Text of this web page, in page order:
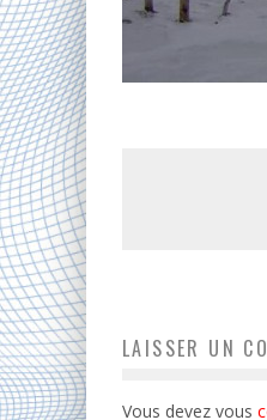
LAISSER UN
Vous devez vous